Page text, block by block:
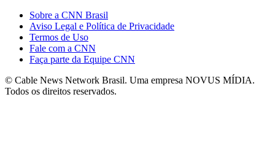
Sobre a CNN Brasil
Aviso Legal e Política de Privacidade
Termos de Uso
Fale com a CNN
Faça parte da Equipe CNN
© Cable News Network Brasil. Uma empresa NOVUS MÍDIA.
Todos os direitos reservados.